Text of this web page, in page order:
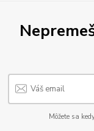
Môžete sa